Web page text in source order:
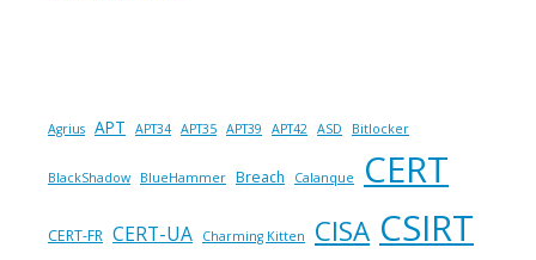
Agrius APT APT34 APT35 APT39 APT42 ASD Bitlocker
BlackShadow BlueHammer Breach Calanque CERT
CERT-FR CERT-UA Charming Kitten CISA CSIRT